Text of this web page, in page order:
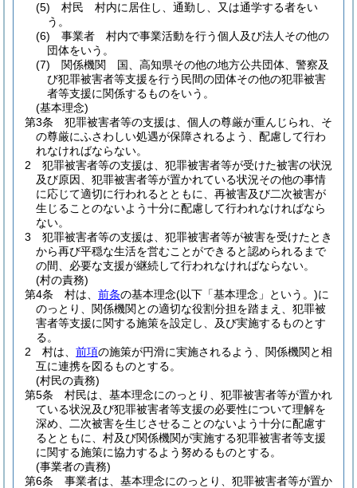
(5)
村民 村内に居住し、通勤し、又は通学する者をい
う。
(6)
事業者 村内で事業活動を行う個人及び法人その他の
団体をいう。
(7)
関係機関 国、高知県その他の地方公共団体、警察及
び犯罪被害者等支援を行う民間の団体その他の犯罪被害
者等支援に関係するものをいう。
(基本理念)
第3条
犯罪被害者等の支援は、個人の尊厳が重んじられ、そ
の尊厳にふさわしい処遇が保障されるよう、配慮して行わ
れなければならない。
2
犯罪被害者等の支援は、犯罪被害者等が受けた被害の状況
及び原因、犯罪被害者等が置かれている状況その他の事情
に応じて適切に行われるとともに、再被害及び二次被害が
生じることのないよう十分に配慮して行われなければなら
ない。
3
犯罪被害者等の支援は、犯罪被害者等が被害を受けたとき
から再び平穏な生活を営むことができると認められるまで
の間、必要な支援が継続して行われなければならない。
(村の責務)
第4条
村は、 前条の基本理念(以下「基本理念」という。)に
のっとり、関係機関との適切な役割分担を踏まえ、犯罪被
害者等支援に関する施策を設定し、及び実施するものとす
る。
2
村は、 前項の施策が円滑に実施されるよう、関係機関と相
互に連携を図るものとする。
(村民の責務)
第5条
村民は、基本理念にのっとり、犯罪被害者等が置かれ
ている状況及び犯罪被害者等支援の必要性について理解を
深め、二次被害を生じさせることのないよう十分に配慮す
るとともに、村及び関係機関が実施する犯罪被害者等支援
に関する施策に協力するよう努めるものとする。
(事業者の責務)
第6条
事業者は、基本理念にのっとり、犯罪被害者等が置か